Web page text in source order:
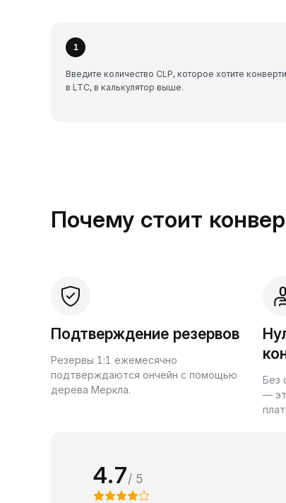
1
Введите количество CLP, которое хотите
в LTC, в калькулятор выше.
Почему стоит
Подтверждение резервов
Резервы 1:1 ежемесячно
подтверждаются ончейн с помощью
дерева Меркла.
Без
—
4.7/ 5